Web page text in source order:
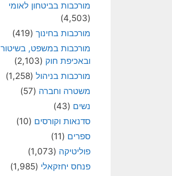
מורכבות בביטחון לאומי
(4,503)
מורכבות בחינוך (419)
מורכבות במשפט, בשיטור
ובאכיפת חוק (2,103)
מורכבות בניהול (1,258)
משטרה וחברה (57)
נשים (43)
סדנאות וקורסים (10)
ספרים (11)
פוליטיקה (1,073)
פנחס יחזקאלי (1,985)